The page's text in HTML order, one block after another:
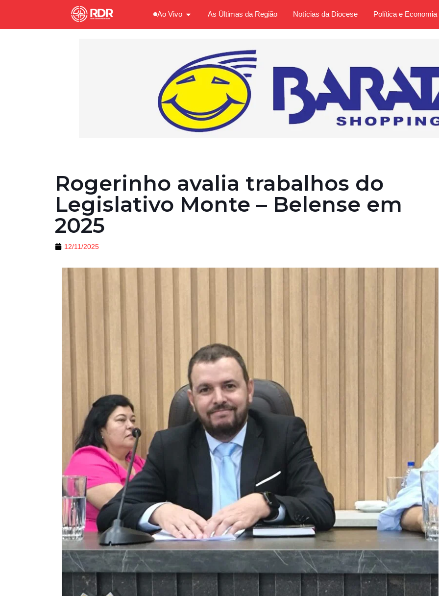
Ao Vivo As Últimas da Região Notícias da Diocese Política e Economia
Rogerinho avalia trabalhos do
Legislativo Monte – Belense em
2025
12/11/2025